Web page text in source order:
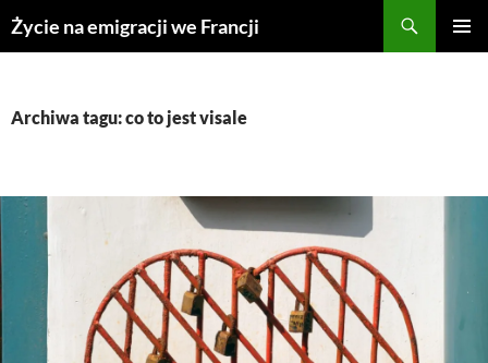
Przejdź
doŻycie na emigracji we Francji
Archiwa tagu: co to jest visale